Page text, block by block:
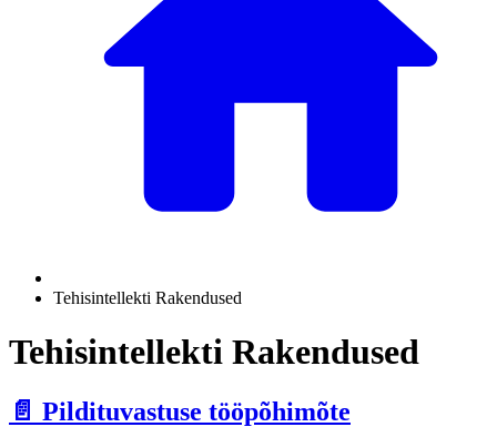
Tehisintellekti Rakendused
Tehisintellekti Rakendused
📄️ Pildituvastuse tööpõhimõte